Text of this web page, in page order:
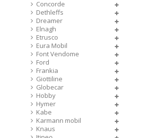
Concorde
Dethleffs
Dreamer
Elnagh
Etrusco
Eura Mobil
Font Vendome
Ford
Frankia
Giottiline
Globecar
Hobby
Hymer
Kabe
Karmann mobil
Knaus